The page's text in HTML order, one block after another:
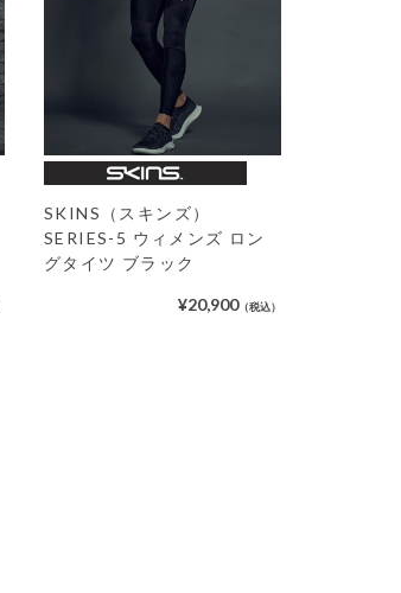
SKINS（スキンズ）
SERIES-5 ウィメンズ ロン
グタイツ ブラック
¥20,900（税込）